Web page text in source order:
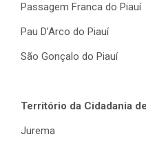
Passagem Franca do Piauí
Pau D’Arco do Piauí
São Gonçalo do Piauí
Território da Cidadania
Jurema